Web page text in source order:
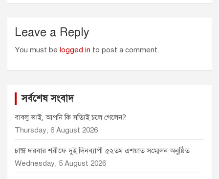
Leave a Reply
You must be logged in to post a comment.
সর্বশেষ সংবাদ
বাবলু ভাই, আপনি কি সত্যিই চলে গেলেন?
Thursday, 6 August 2026
চান্দ্র দরবার শরীফে দুই দিনব্যাপী ৫২তম এশয়াত সম্মেলন অনুষ্ঠিত
Wednesday, 5 August 2026